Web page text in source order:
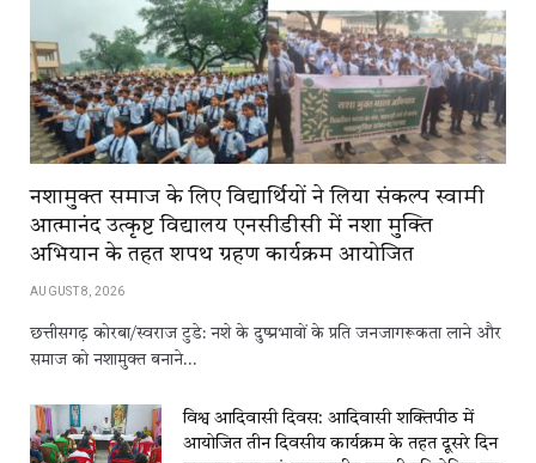
नशामुक्त समाज के लिए विद्यार्थियों ने लिया संकल्प स्वामी
आत्मानंद उत्कृष्ट विद्यालय एनसीडीसी में नशा मुक्ति
अभियान के तहत शपथ ग्रहण कार्यक्रम आयोजित
AUGUST 8, 2026
छत्तीसगढ़ कोरबा/स्वराज टुडे: नशे के दुष्प्रभावों के प्रति जनजागरूकता लाने और
समाज को नशामुक्त बनाने…
विश्व आदिवासी दिवस: आदिवासी शक्तिपीठ में
आयोजित तीन दिवसीय कार्यक्रम के तहत दूसरे दिन